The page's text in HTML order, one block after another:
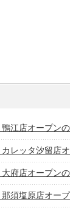
鴨江店オープン
カレッタ汐留店
大府店オープン
那須塩原店オー